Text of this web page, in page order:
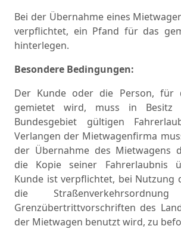
Bei der Übernahme eines
verpflichtet, ein Pfand für das
hinterlegen.
Besondere Bedingungen:
Der Kunde oder die Person, für
gemietet wird, muss in
Bundesgebiet gültigen
Verlangen der Mietwagenfirma
der Übernahme des Mietwagens
die Kopie seiner Fahrerlaubnis
Kunde ist verpflichtet, bei Nutzung
die
Grenzübertrittvorschriften des
der Mietwagen benutzt wird, zu